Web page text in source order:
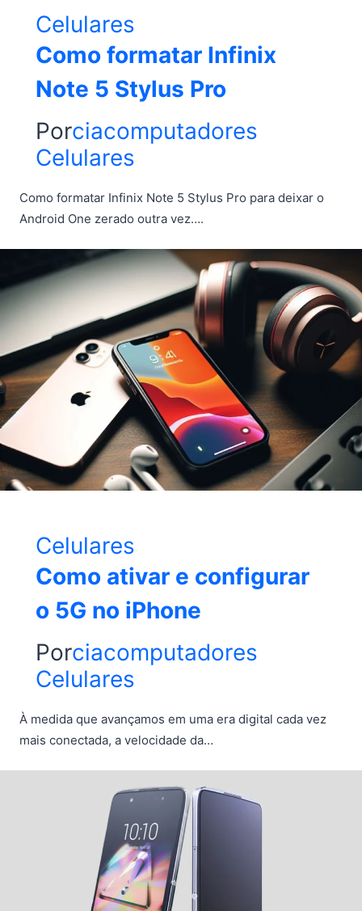
Celulares
Como formatar Infinix
Note 5 Stylus Pro
Porciacomputadores
Celulares
Como formatar Infinix Note 5 Stylus Pro para deixar o
Android One zerado outra vez….
Celulares
Como ativar e configurar
o 5G no iPhone
Porciacomputadores
Celulares
À medida que avançamos em uma era digital cada vez
mais conectada, a velocidade da…